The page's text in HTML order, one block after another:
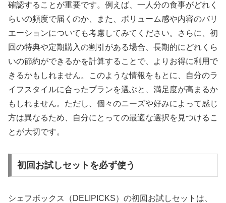
確認することが重要です。例えば、一人分の食事がどれく
らいの頻度で届くのか、また、ボリューム感や内容のバリ
エーションについても考慮してみてください。さらに、初
回の特典や定期購入の割引がある場合、長期的にどれくら
いの節約ができるかを計算することで、よりお得に利用で
きるかもしれません。このような情報をもとに、自分のラ
イフスタイルに合ったプランを選ぶと、満足度が高まるか
もしれません。ただし、個々のニーズや好みによって感じ
方は異なるため、自分にとっての最適な選択を見つけるこ
とが大切です。
初回お試しセットを必ず使う
シェフボックス（DELIPICKS）の初回お試しセットは、